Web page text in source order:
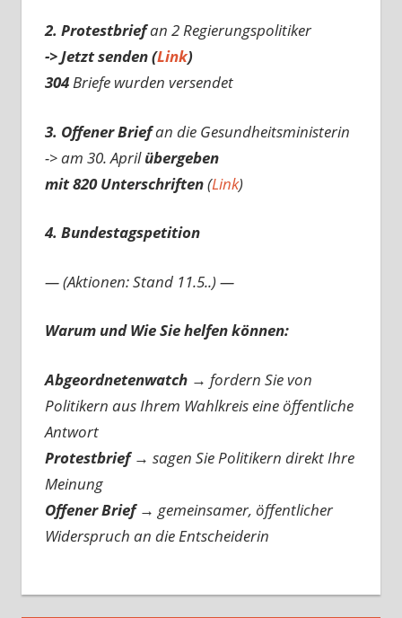
2. Protestbriefan 2 Regierungspolitiker
-> Jetzt senden (Link)
304Briefe wurden versendet
3. Offener Briefan die Gesundheitsministerin
-> am 30. Aprilübergeben
mit 820 Unterschriften(Link)
4. Bundestagspetition
— (Aktionen: Stand 11.5..) —
Warum und Wie Sie helfen können:
Abgeordnetenwatch → fordern Sie von
Politikern aus Ihrem Wahlkreis eine öffentliche
Antwort
Protestbrief → sagen Sie Politikern direkt Ihre
Meinung
Offener Brief → gemeinsamer, öffentlicher
Widerspruch an die Entscheiderin